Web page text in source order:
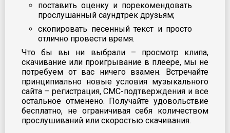
поставить оценку и порекомендовать
прослушанный саундтрек друзьям;
скопировать песенный текст и просто
отлично провести время.
Что бы вы ни выбрали – просмотр клипа,
скачивание или проигрывание в плеере, мы не
потребуем от вас ничего взамен. Встречайте
принципиально новые условия музыкального
сайта – регистрация, СМС-подтверждения и все
остальное отменено. Получайте удовольствие
бесплатно, не ограничивая себя количеством
прослушиваний или скоростью скачивания.